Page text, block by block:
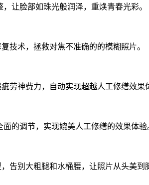
让脸部如珠光般润泽，重焕青春光彩。
术，拯救对焦不准确的的模糊照片。
神费力，自动实现超越人工修缮效果
的调节，实现媲美人工修缮的效果体验
别大粗腿和水桶腰，让照片从头美到